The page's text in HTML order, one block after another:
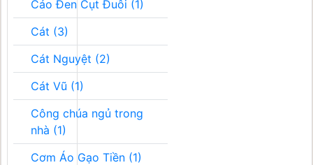
Cáo Đen Cụt Đuôi (1)
Cát (3)
Cát Nguyệt (2)
Cát Vũ (1)
Công chúa ngủ trong
nhà (1)
Cơm Áo Gạo Tiền (1)